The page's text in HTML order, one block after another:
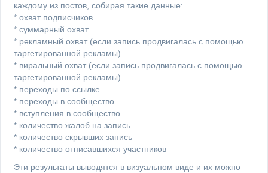
каждому из постов, собирая такие данные:
* охват подписчиков
* суммарный охват
* рекламный охват (если запись продвигалась с помощью
таргетированной рекламы)
* виральный охват (если запись продвигалась с помощью
таргетированной рекламы)
* переходы по ссылке
* переходы в сообщество
* вступления в сообщество
* количество жалоб на запись
* количество скрывших запись
* количество отписавшихся участников
Эти результаты выводятся в визуальном виде и их можно